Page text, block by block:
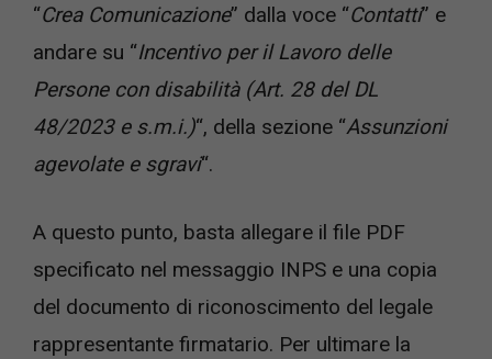
“Crea Comunicazione” dalla voce “Contatti” e
andare su “Incentivo per il Lavoro delle
Persone con disabilità (Art. 28 del DL
48/2023 e s.m.i.)“, della sezione “Assunzioni
agevolate e sgravi“.
A questo punto, basta allegare il file PDF
specificato nel messaggio INPS e una copia
del documento di riconoscimento del legale
rappresentante firmatario. Per ultimare la